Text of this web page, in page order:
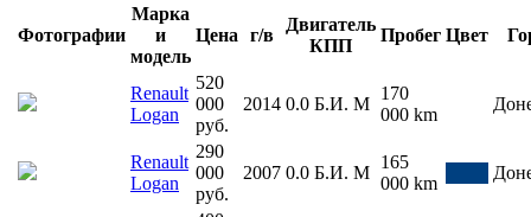
Фотографии
Марка
и
модель
Цена г/в
Двигатель
КПП
Пробег Цвет
Renault
Logan
520
000
руб.
2014 0.0 Б.И. М
170
000 km
Renault
Logan
290
000
руб.
2007 0.0 Б.И. М
165
000 km